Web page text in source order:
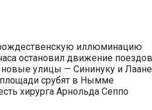
иллюминацию
остановил движение
улицы — Сининуку и
срубят в Нымме
хирурга Арнольда Сеппо